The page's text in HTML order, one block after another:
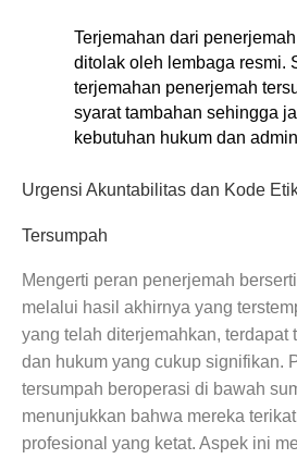
Terjemahan dari
ditolak oleh lembaga resmi.
terjemahan penerjemah
syarat tambahan sehingga
kebutuhan hukum dan
Urgensi Akuntabilitas dan Kode
Tersumpah
Mengerti peran penerjemah
melalui hasil akhirnya yang
yang telah diterjemahkan, terdapat
dan hukum yang cukup signifikan.
tersumpah beroperasi di bawah
menunjukkan bahwa mereka
profesional yang ketat. Aspek ini